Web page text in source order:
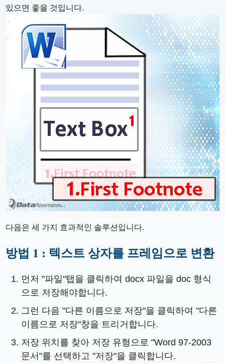
있으면 좋을 것입니다.
다음은 세 가지 효과적인 솔루션입니다.
방법 1 : 텍스트 상자를 프레임으로 변환
먼저 "파일"탭을 클릭하여 docx 파일을 doc 형식
으로 저장해야합니다.
그런 다음 "다른 이름으로 저장"을 클릭하여 "다른
이름으로 저장"창을 트리거합니다.
저장 위치를 ​​찾아 저장 유형으로 "Word 97-2003
문서"를 선택하고 "저장"을 클릭합니다.